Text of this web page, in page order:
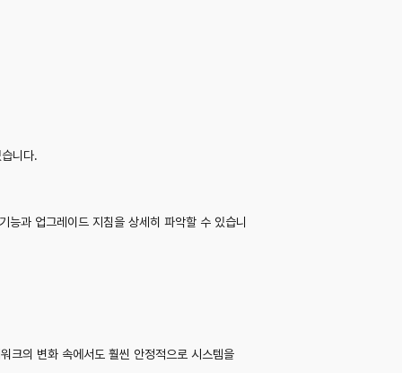
니다.
과 업그레이드 지침을 상세히 파악할 수 있습니
크의 변화 속에서도 훨씬 안정적으로 시스템을